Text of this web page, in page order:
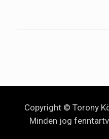
Copyright © Torony
Minden jog